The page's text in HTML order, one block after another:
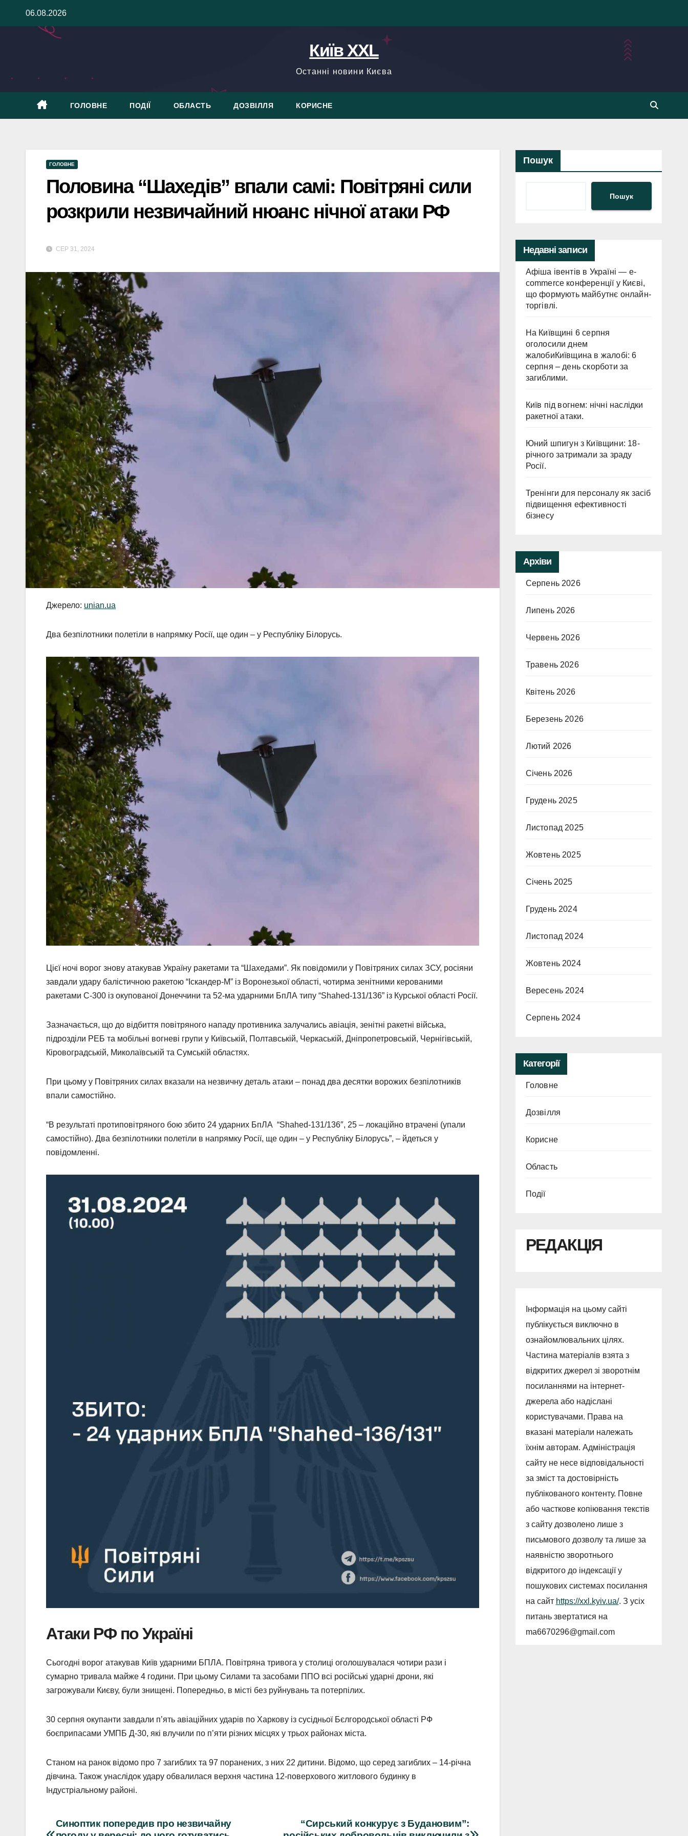
06.08.2026
Київ XXL
Останні новини Києва
ГОЛОВНЕ ПОДІЇ ОБЛАСТЬ ДОЗВІЛЛЯ КОРИСНЕ
ГОЛОВНЕ
Половина “Шахедів” впали самі: Повітряні сили
розкрили незвичайний нюанс нічної атаки РФ
СЕР 31, 2024
Джерело: unian.ua
Два безпілотники полетіли в напрямку Росії, ще один – у Республіку Білорусь.
Цієї ночі ворог знову атакував Україну ракетами та “Шахедами”. Як повідомили у Повітряних силах ЗСУ, росіяни
завдали удару балістичною ракетою “Іскандер-М” із Воронезької області, чотирма зенітними керованими
ракетами С-300 із окупованої Донеччини та 52-ма ударними БпЛА типу “Shahed-131/136” із Курської області Росії.
Зазначається, що до відбиття повітряного нападу противника залучались авіація, зенітні ракетні війська,
підрозділи РЕБ та мобільні вогневі групи у Київській, Полтавській, Черкаській, Дніпропетровській, Чернігівській,
Кіровоградській, Миколаївській та Сумській областях.
При цьому у Повітряних силах вказали на незвичну деталь атаки – понад два десятки ворожих безпілотників
впали самостійно.
“В результаті протиповітряного бою збито 24 ударних БпЛА “Shahed-131/136″, 25 – локаційно втрачені (упали
самостійно). Два безпілотники полетіли в напрямку Росії, ще один – у Республіку Білорусь”, – йдеться у
повідомленні.
Атаки РФ по Україні
Сьогодні ворог атакував Київ ударними БПЛА. Повітряна тривога у столиці оголошувалася чотири рази і
сумарно тривала майже 4 години. При цьому Силами та засобами ППО всі російські ударні дрони, які
загрожували Києву, були знищені. Попередньо, в місті без руйнувань та потерпілих.
30 серпня окупанти завдали п’ять авіаційних ударів по Харкову із сусідньої Бєлгородської області РФ
боєприпасами УМПБ Д-30, які влучили по п’яти різних місцях у трьох районах міста.
Станом на ранок відомо про 7 загиблих та 97 поранених, з них 22 дитини. Відомо, що серед загиблих – 14-річна
дівчина. Також унаслідок удару обвалилася верхня частина 12-поверхового житлового будинку в
Індустріальному районі.
Навігація
“Сирський конкурує з Будановим”:
Синоптик попередив про незвичайну
Пошук
Пошук
Недавні записи
Афіша івентів в Україні — e-
commerce конференції у Києві,
що формують майбутнє онлайн-
торгівлі.
На Київщині 6 серпня
оголосили днем
жалобиКиївщина в жалобі: 6
серпня – день скорботи за
загиблими.
Київ під вогнем: нічні наслідки
ракетної атаки.
Юний шпигун з Київщини: 18-
річного затримали за зраду
Росії.
Тренінги для персоналу як засіб
підвищення ефективності
бізнесу
Архіви
Серпень 2026
Липень 2026
Червень 2026
Травень 2026
Квітень 2026
Березень 2026
Лютий 2026
Січень 2026
Грудень 2025
Листопад 2025
Жовтень 2025
Січень 2025
Грудень 2024
Листопад 2024
Жовтень 2024
Вересень 2024
Серпень 2024
Категорії
Головне
Дозвілля
Корисне
Область
Події
РЕДАКЦІЯ
Інформація на цьому сайті
публікується виключно в
ознайомлювальних цілях.
Частина матеріалів взята з
відкритих джерел зі зворотнім
посиланнями на інтернет-
джерела або надіслані
користувачами. Права на
вказані матеріали належать
їхнім авторам. Адміністрація
сайту не несе відповідальності
за зміст та достовірність
публікованого контенту. Повне
або часткове копіювання текстів
з сайту дозволено лише з
письмового дозволу та лише за
наявністю зворотнього
відкритого до індексації у
пошукових системах посилання
на сайт https://xxl.kyiv.ua/. З усіх
питань звертатися на
ma6670296@gmail.com